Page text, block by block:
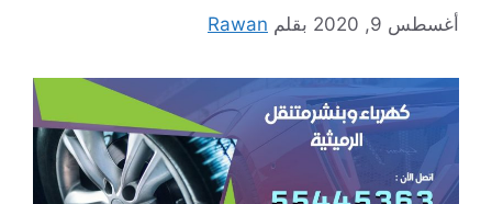
أغسطس 9, 2020 بقلم Rawan